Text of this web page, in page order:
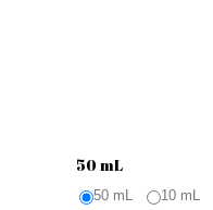
50 mL
50 mL 10 mL